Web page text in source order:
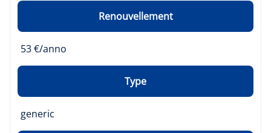
Renouvellement
53 €/anno
Type
generic